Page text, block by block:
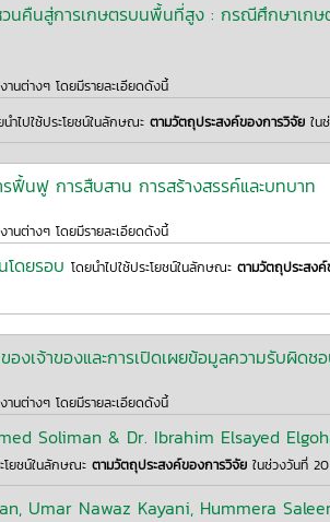
นคืนสู่การเกษตรบนพื้นที่สูง : กรณีศึกษาเกษ
านต่างๆ โดยมีรายละเอียดดังนี้
นำไปใช้ประโยชน์ในลักษณะ ตามวัตถุประสงค์ของการวิจัยใน
ฟื้นฟู การสืบสาน การสร้างสรรค์และบทบาท
านต่างๆ โดยมีรายละเอียดดังนี้
โดยรอบ โดยนำไปใช้ประโยชน์ในลักษณะ ตามวัตถุประสง
งเจ้าของและการเปิดเผยข้อมูลความรับผิด
านต่างๆ โดยมีรายละเอียดดังนี้
Soliman & Dr. Ibrahim Elsayed
โยชน์ในลักษณะ ตามวัตถุประสงค์ของการวิจัยในช่วงวันที่
Umar Nawaz Kayani, Hummera